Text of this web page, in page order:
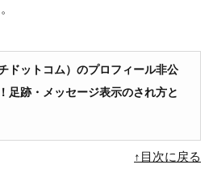
ドットコム）のプロフィール非公
足跡・メッセージ表示のされ方と
↑目次に戻る